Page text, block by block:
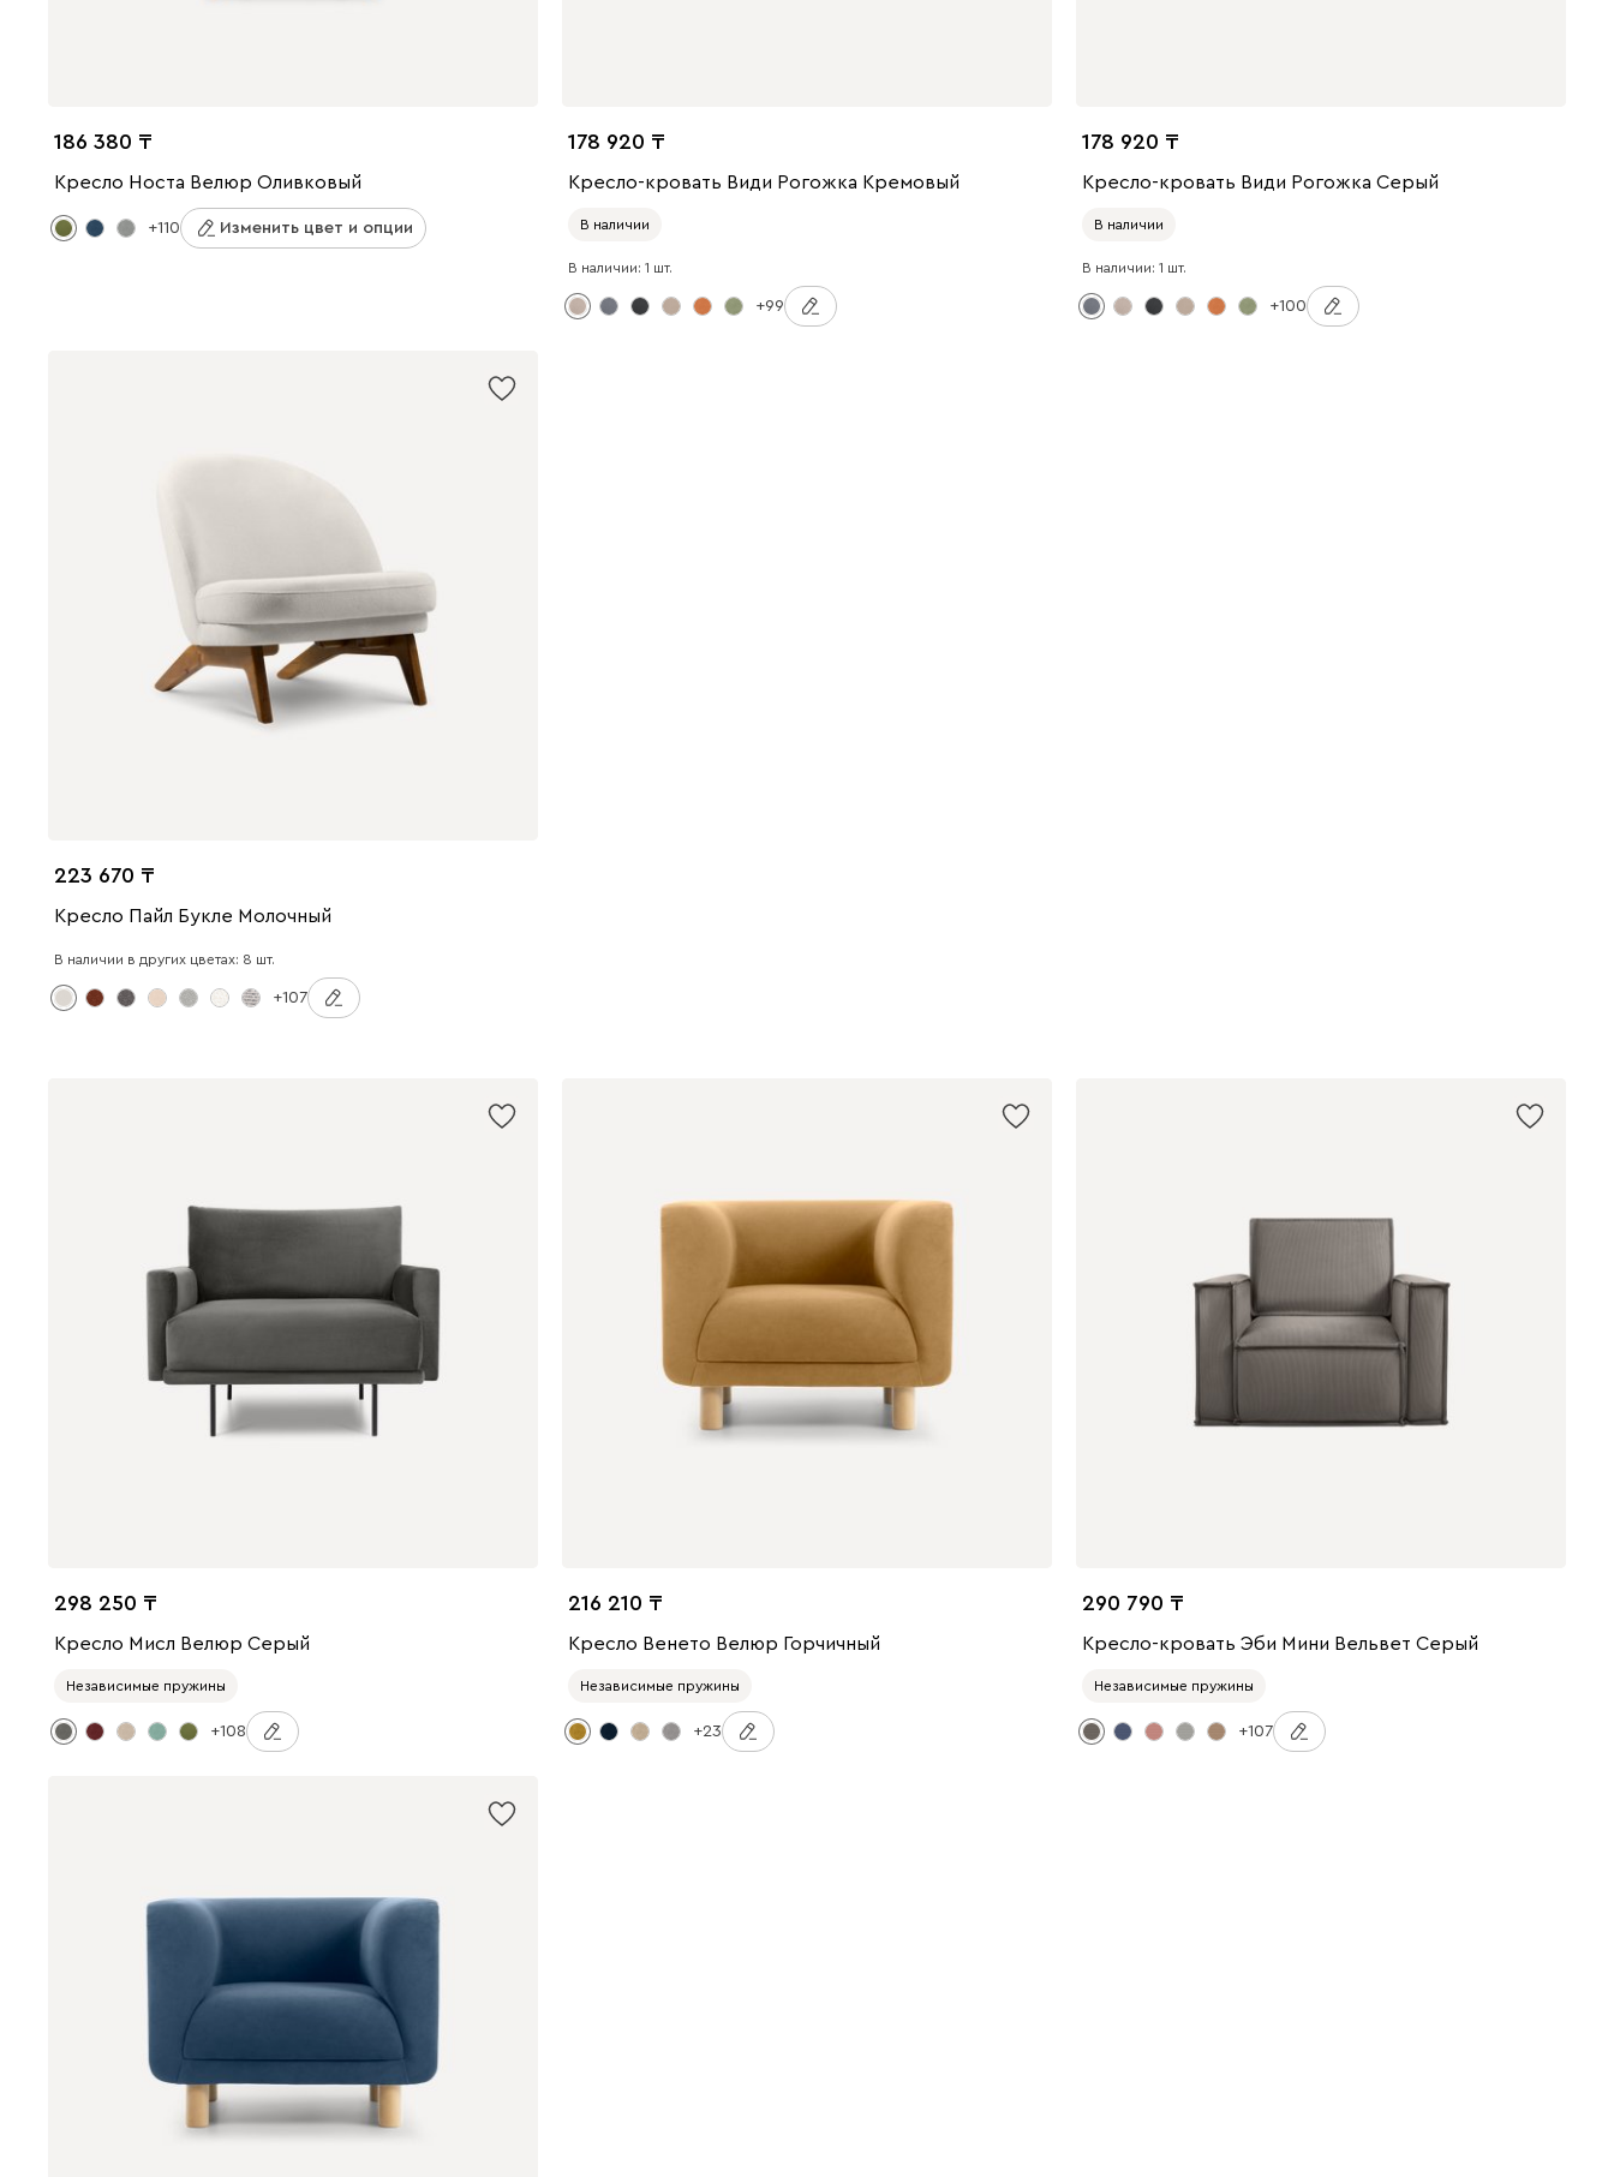
186 380
Кресло Носта Велюр Оливковый
+110 Изменить цвет и опции
178 920
Кресло-кровать Види Рогожка Кремовый
В наличии
В наличии: 1 шт.
+99
178 920
Кресло-кровать Види Рогожка Серый
В наличии
В наличии: 1 шт.
+100
223 670
Кресло Пайл Букле Молочный
В наличии в других цветах: 8 шт.
+107
298 250
Кресло Мисл Велюр Серый
Независимые пружины
+108
216 210
Кресло Венето Велюр Горчичный
Независимые пружины
+23
290 790
Кресло-кровать Эби Мини Вельвет Серый
Независимые пружины
+107